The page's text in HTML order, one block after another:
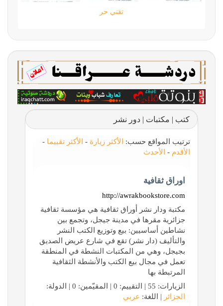
كتب | مكتبات | دور نشر
ترتيب المواقع حسب: الأكثر زيارة - الأكثر تقييما -
الأقدم - الأحدث
اوراق ثقافية
http://awrakbookstore.com
مكتبة ودار نشر أوراق ثقافية هي مؤسسة ثقافية
جزائرية مقرها في مدينة جيجل، وتجمع بين
نشاطين أساسيين: بيع وتوزيع الكتب النشر
والتأليف (دار نشر) تقع في شارع عريض الصديق
بجيجل، وهي من المكتبات النشطة في المنطقة
تعمل في مجال بيع الكتب والأنشطة الثقافية
المرتبطة بها
الزيارات: 55 | التقييم: 0 | المقيّمين: 0 | الدولة:
الجزائر | اللغة: عربي